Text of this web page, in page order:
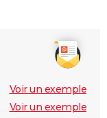
Voir un exemple
Voir un exemple